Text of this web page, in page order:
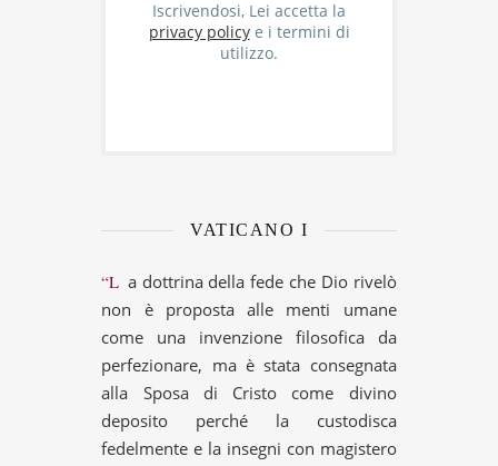
Iscrivendosi, Lei accetta la
privacy policye i termini di
utilizzo.
VATICANO I
“La dottrina della fede che Dio rivelò
non è proposta alle menti umane
come una invenzione filosofica da
perfezionare, ma è stata consegnata
alla Sposa di Cristo come divino
deposito perché la custodisca
fedelmente e la insegni con magistero